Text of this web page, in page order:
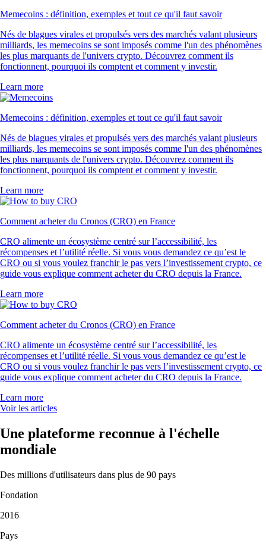
Memecoins : définition, exemples et tout ce qu'il faut savoir
Nés de blagues virales et propulsés vers des marchés valant plusieurs
milliards, les memecoins se sont imposés comme l'un des phénomènes
les plus marquants de l'univers crypto. Découvrez comment ils
fonctionnent, pourquoi ils comptent et comment y investir.
Learn more
Memecoins : définition, exemples et tout ce qu'il faut savoir
Nés de blagues virales et propulsés vers des marchés valant plusieurs
milliards, les memecoins se sont imposés comme l'un des phénomènes
les plus marquants de l'univers crypto. Découvrez comment ils
fonctionnent, pourquoi ils comptent et comment y investir.
Learn more
Comment acheter du Cronos (CRO) en France
CRO alimente un écosystème centré sur l’accessibilité, les
récompenses et l’utilité réelle. Si vous vous demandez ce qu’est le
CRO ou si vous voulez franchir le pas vers l’investissement crypto, ce
guide vous explique comment acheter du CRO depuis la France.
Learn more
Comment acheter du Cronos (CRO) en France
CRO alimente un écosystème centré sur l’accessibilité, les
récompenses et l’utilité réelle. Si vous vous demandez ce qu’est le
CRO ou si vous voulez franchir le pas vers l’investissement crypto, ce
guide vous explique comment acheter du CRO depuis la France.
Learn more
Voir les articles
Une plateforme reconnue à l'échelle
mondiale
Des millions d'utilisateurs dans plus de 90 pays
Fondation
2016
Pays